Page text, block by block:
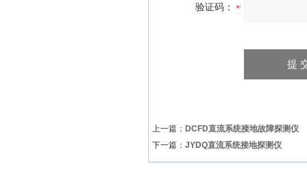
验证码：
上一篇： DCFD直流系统接地故障探测仪
下一篇： JYDQ直流系统接地探测仪